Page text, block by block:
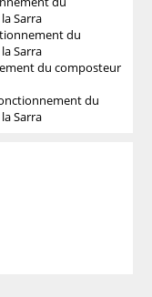
Sarra
du
Sarra
du composteur
du
Sarra